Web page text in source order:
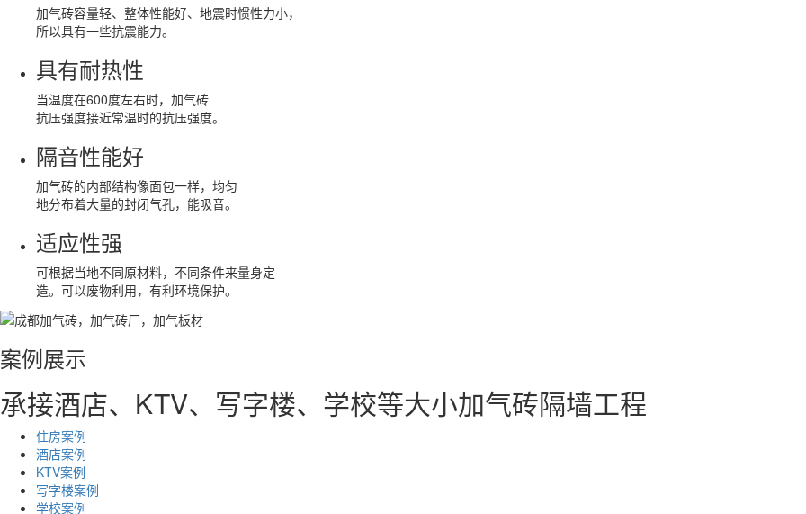
加气砖容量轻、整体性能好、地震时惯性力小，
所以具有一些抗震能力。
具有耐热性
当温度在600度左右时，加气砖
抗压强度接近常温时的抗压强度。
隔音性能好
加气砖的内部结构像面包一样，均匀
地分布着大量的封闭气孔，能吸音。
适应性强
可根据当地不同原材料，不同条件来量身定
造。可以废物利用，有利环境保护。
案例展示
承接酒店、KTV、写字楼、学校等大小加气砖隔墙工程
住房案例
酒店案例
KTV案例
写字楼案例
学校案例